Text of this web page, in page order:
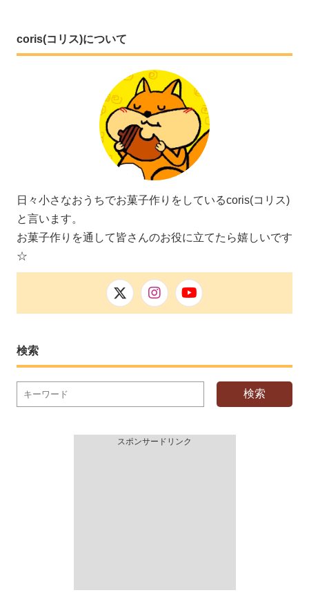
coris(コリス)について
日々小さなおうちでお菓子作りをしているcoris(コリス)
と言います。
お菓子作りを通して皆さんのお役に立てたら嬉しいです
☆
検索
検索
スポンサードリンク